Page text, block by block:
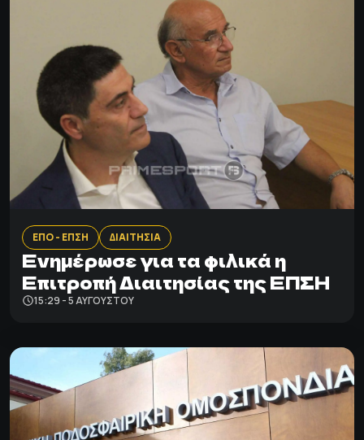
ΕΠΟ - ΕΠΣΗ ΔΙΑΙΤΗΣΙΑ
Ενημέρωσε για τα φιλικά η
Επιτροπή Διαιτησίας της ΕΠΣΗ
15:29 - 5 ΑΥΓΟΎΣΤΟΥ